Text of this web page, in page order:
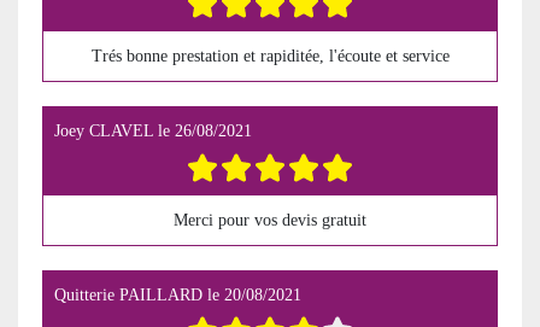
Trés bonne prestation et rapiditée, l'écoute et service
Joey CLAVEL le 26/08/2021
Merci pour vos devis gratuit
Quitterie PAILLARD le 20/08/2021